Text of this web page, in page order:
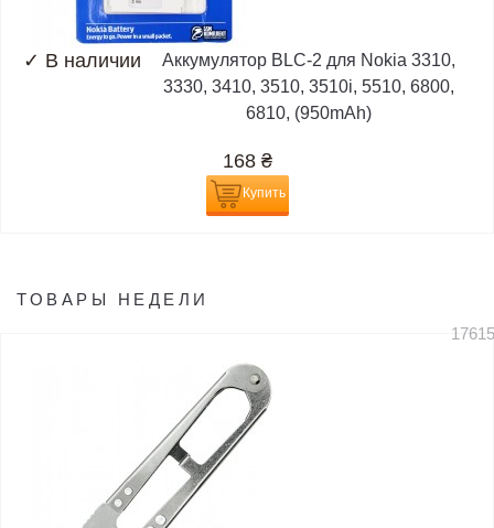
✓ В наличии
Аккумулятор BLC-2 для Nokia 3310,
3330, 3410, 3510, 3510i, 5510, 6800,
6810, (950mAh)
168 ₴
Купить
ТОВАРЫ НЕДЕЛИ